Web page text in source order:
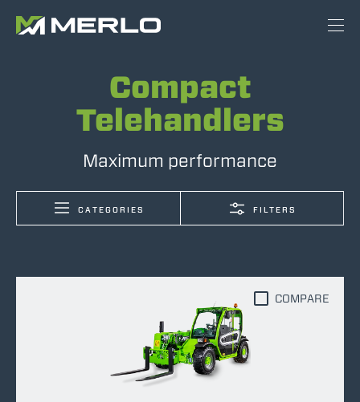
Compact
Telehandlers
Maximum performance
CATEGORIES FILTERS
COMPARE